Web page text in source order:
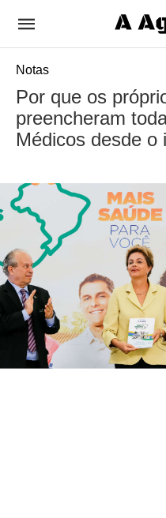
Notas
Por que os
preencheram
Médicos desde o